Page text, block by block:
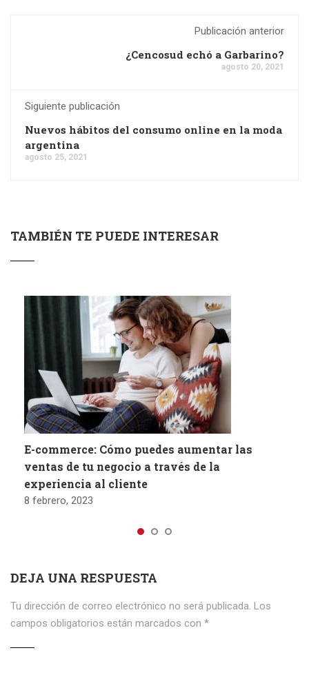
Publicación anterior
¿Cencosud echó a Garbarino?
agosto 20, 2021
Siguiente publicación
Nuevos hábitos del consumo online en la moda
argentina
agosto 25, 2021
TAMBIÉN TE PUEDE INTERESAR
E-commerce: Cómo puedes aumentar las
ventas de tu negocio a través de la
experiencia al cliente
8 febrero, 2023
DEJA UNA RESPUESTA
Tu dirección de correo electrónico no será publicada. Los
campos obligatorios están marcados con *